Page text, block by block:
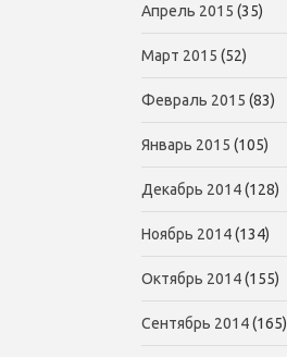
Апрель 2015 (35)
Март 2015 (52)
Февраль 2015 (83)
Январь 2015 (105)
Декабрь 2014(128)
Ноябрь 2014(134)
Октябрь 2014(155)
Сентябрь 2014(165)